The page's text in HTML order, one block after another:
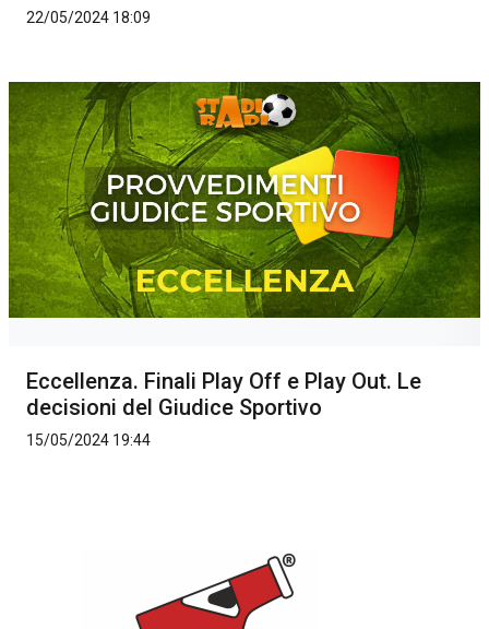
22/05/2024 18:09
Eccellenza. Finali Play Off e Play Out. Le
decisioni del Giudice Sportivo
15/05/2024 19:44